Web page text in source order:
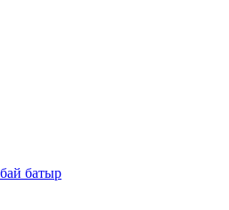
батыр